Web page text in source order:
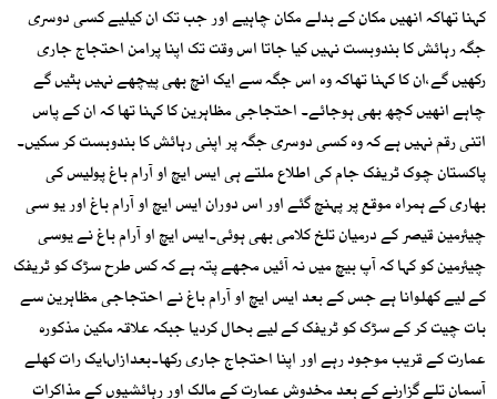
کہنا تھاکہ انھیں مکان کے بدلے مکان چاہیے اور جب تک ان کیلیے کسی دوسری
جگہ رہائش کا بندوبست نہیں کیا جاتا اس وقت تک اپنا پرامن احتجاج جاری
رکھیں گے،ان کا کہنا تھاکہ وہ اس جگہ سے ایک انچ بھی پیچھے نہیں ہٹیں گے
چاہے انھیں کچھ بھی ہوجائے۔ احتجاجی مظاہرین کا کہنا تھا کہ ان کے پاس
اتنی رقم نہیں ہے کہ وہ کسی دوسری جگہ پر اپنی رہائش کا بندوبست کر سکیں۔
پاکستان چوک ٹریفک جام کی اطلاع ملتے ہی ایس ایچ او آرام باغ پولیس کی
بھاری کے ہمراہ موقع پر پہنچ گئے اور اس دوران ایس ایچ او آرام باغ اور یو سی
چیئرمین قیصر کے درمیان تلخ کلامی بھی ہوئی۔ایس ایچ او آرام باغ نے یوسی
چیئرمین کو کہا کہ آپ بیچ میں نہ آئیں مجھے پتہ ہے کہ کس طرح سڑک کو ٹریفک
کے لیے کھلوانا ہے جس کے بعد ایس ایچ او آرام باغ نے احتجاجی مظاہرین سے
بات چیت کر کے سڑک کو ٹریفک کے لیے بحال کردیا جبکہ علاقہ مکین مذکورہ
عمارت کے قریب موجود رہے اور اپنا احتجاج جاری رکھا۔بعدازاںایک رات کھلے